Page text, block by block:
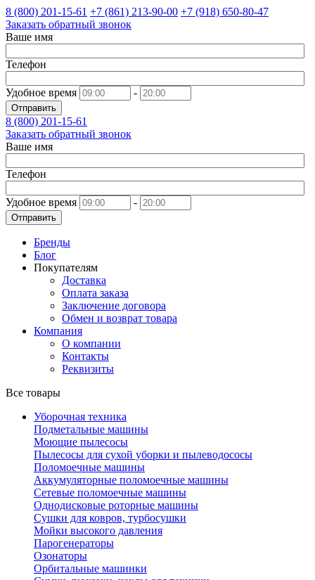
8 (800) 201-15-61 +7 (861) 213-90-00 +7 (918) 650-80-47
Заказать обратный звонок
Ваше имя
Телефон
Удобное время -
Отправить
8 (800) 201-15-61
Заказать обратный звонок
Ваше имя
Телефон
Удобное время -
Отправить
Бренды
Блог
Покупателям
Доставка
Оплата заказа
Заключение договора
Обмен и возврат товара
Компания
О компании
Контакты
Реквизиты
Все товары
Уборочная техника
Подметальные машины
Моющие пылесосы
Пылесосы для сухой уборки и пылеводососы
Поломоечные машины
Аккумуляторные поломоечные машины
Сетевые поломоечные машины
Однодисковые роторные машины
Сушки для ковров, турбосушки
Мойки высокого давления
Парогенераторы
Озонаторы
Орбитальные машинки